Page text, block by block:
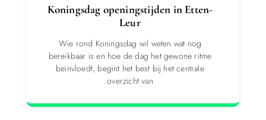
Koningsdag openingstijden in Etten-
Leur
Wie rond Koningsdag wil weten wat nog
bereikbaar is en hoe de dag het gewone ritme
beïnvloedt, begint het best bij het centrale
overzicht van